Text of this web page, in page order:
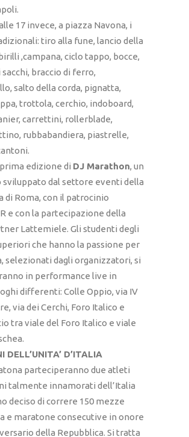
17 invece, a piazza Navona, i
tiro alla fune, lancio della
,campana, ciclo tappo, bocce,
sacchi, braccio di ferro,
salto della corda, pignatta,
trottola, cerchio, indoboard,
carrettini, rollerblade,
rubbabandiera, piastrelle,
edizione di DJ Marathon, un
dal settore eventi della
di Roma, con il patrocinio
e con la partecipazione della
Lattemiele. Gli studenti degli
che hanno la passione per
selezionati dagli organizzatori, si
in performance live in
differenti: Colle Oppio, via IV
via dei Cerchi, Foro Italico e
tra viale del Foro Italico e viale
DELL’UNITA’ D’ITALIA
parteciperanno due atleti
talmente innamorati dell’Italia
deciso di correre 150 mezze
e maratone consecutive in onore
della Repubblica. Si tratta